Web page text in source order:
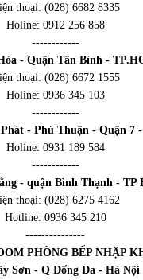
thoại: (028) 6682 8335
Holine: 0912 256 858
------------
- Quận Tân Bình -
thoại: (028) 6672 1555
Holine: 0936 345 103
------------
- Phú Thuận - Quận 7
Holine: 0931 189 584
------------
- quận Bình Thạnh - TP
thoại: (028) 6275 4162
Hotline: 0936 345 210
---------------
PHÒNG BẾP NHẬP
Sơn - Q Đống Đa - Hà Nội